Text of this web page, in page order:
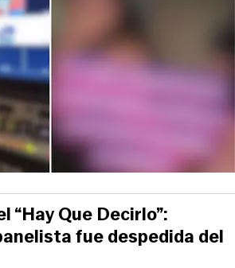
“Hay Que Decirlo”:
fue despedida del